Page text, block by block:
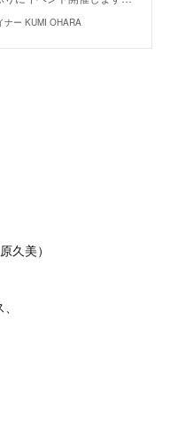
ー KUMI OHARA
久美）